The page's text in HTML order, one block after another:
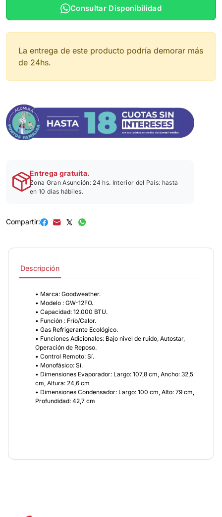
Consultar Disponibilidad
La entrega de este producto podría demorar más
de 24hs.
Entrega gratuita.
Zona Gran Asunción: 24 hs. Interior del País: hasta
en 10 días hábiles.
Compartir:
Descripción
• Marca: Goodweather.
• Modelo : GW-12FO.
• Capacidad: 12.000 BTU.
• Función : Frío/Calor.
• Gas Refrigerante Ecológico.
• Funciones Adicionales: Bajo nivel de ruido, Autostar,
Operación de Reposo.
• Control Remoto: Sí.
• Monofásico: Sí.
• Dimensiones Evaporador: Largo: 107,8 cm, Ancho: 32,5
cm, Altura: 24,6 cm
• Dimensiones Condensador: Largo: 100 cm, Alto: 79 cm,
Profundidad: 42,7 cm